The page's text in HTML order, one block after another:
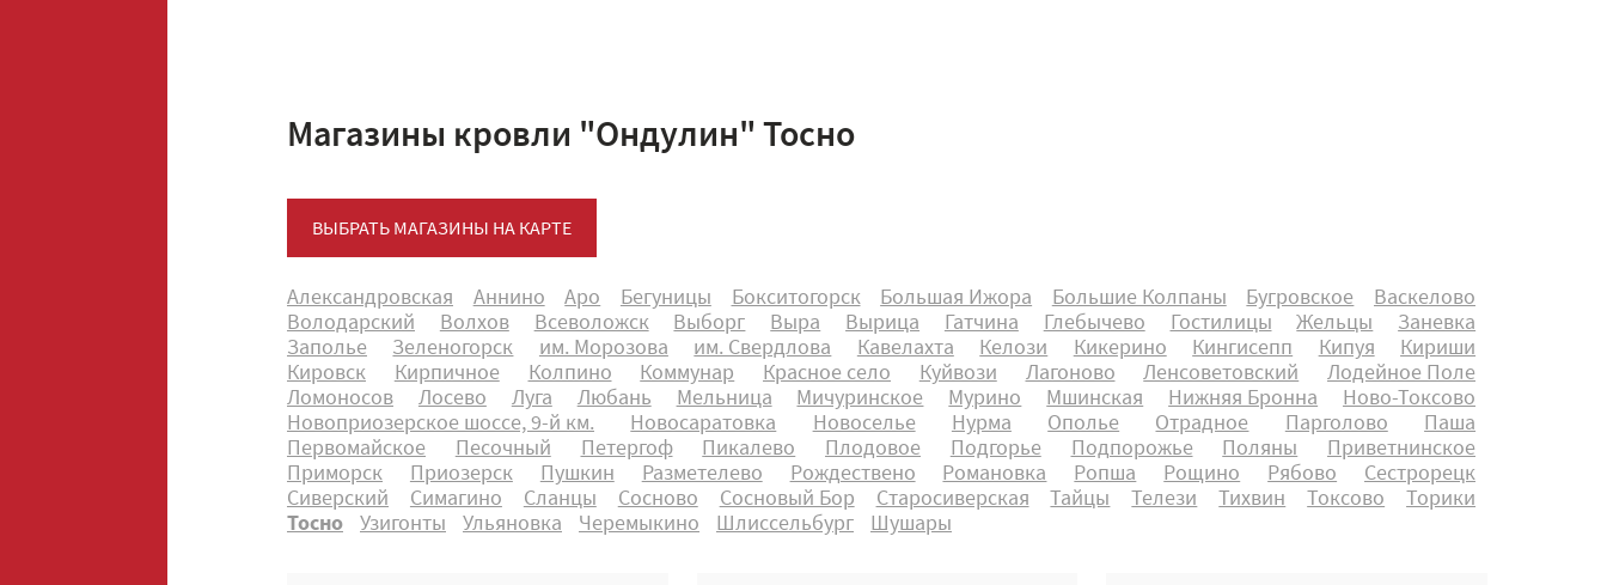
Магазины кровли "Ондулин" Тосно
ВЫБРАТЬ МАГАЗИНЫ НА КАРТЕ
Александровская Аннино Аро Бегуницы Бокситогорск Большая Ижора Большие Колпаны Бугровское
Васкелово
Володарский
Волхов Всеволожск Выборг Выра Вырица Гатчина Глебычево Гостилицы Жельцы
Заневка
Заполье
Зеленогорск им. Морозова им. Свердлова Кавелахта Келози Кикерино Кингисепп Кипуя
Кириши
Кировск
Кирпичное Колпино Коммунар Красное село Куйвози Лагоново Ленсоветовский
Лодейное Поле
Ломоносов
Лосево Луга Любань Мельница Мичуринское Мурино Мшинская Нижняя Бронна
Ново-Токсово
Новоприозерское шоссе, 9-й км.
Новосаратовка Новоселье Нурма Ополье Отрадное Парголово
Паша
Первомайское
Песочный Петергоф Пикалево Плодовое Подгорье Подпорожье Поляны
Приветнинское
Приморск
Приозерск Пушкин Разметелево Рождествено Романовка Ропша Рощино Рябово
Сестрорецк
Сиверский
Симагино Сланцы Сосново Сосновый Бор Старосиверская Тайцы Телези Тихвин Токсово
Торики
Тосно
Узигонты Ульяновка Черемыкино Шлиссельбург Шушары